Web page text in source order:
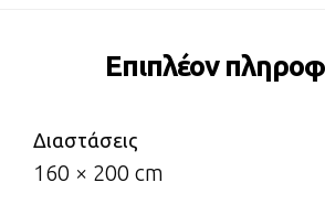
Επιπλέον
Διαστάσεις
160 × 200 cm